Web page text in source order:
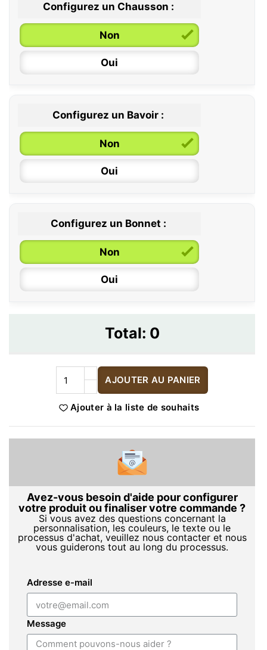
0 / 6 mois
6 / 12 mois
12 / 18 mois
Configurez un Chausson :
Non
Oui
Configurez un Bavoir :
Non
Oui
Configurez un Bonnet :
Non
Oui
Total: 0
AJOUTER AU PANIER
Ajouter à la liste de souhaits
Avez-vous besoin d'aide pour configurer
votre produit ou finaliser votre commande ?
Si vous avez des questions concernant la
personnalisation, les couleurs, le texte ou le
processus d'achat, veuillez nous contacter et nous
vous guiderons tout au long du processus.
Adresse e-mail
Message